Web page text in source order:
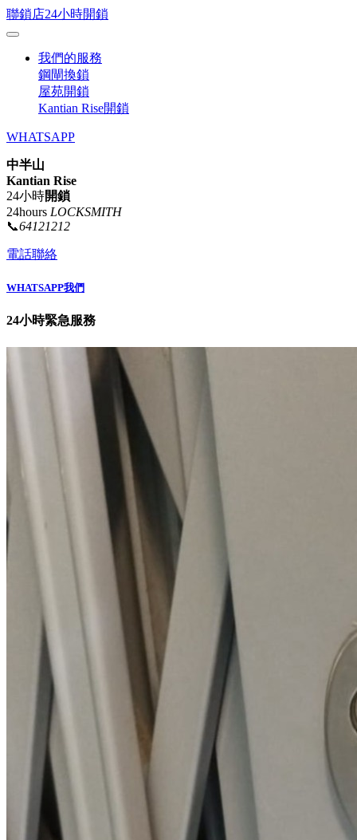
聯鎖店24小時開鎖
我們的服務
鋼閘換鎖
屋苑開鎖
Kantian Rise開鎖
WHATSAPP
中半山
Kantian Rise
24小時開鎖
24hours LOCKSMITH
📞64121212
電話聯絡
WHATSAPP我們
24小時緊急服務